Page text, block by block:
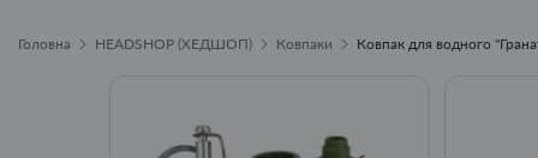
Головна HEADSHOP (ХЕДШОП) Ковпаки Ковпак для водного